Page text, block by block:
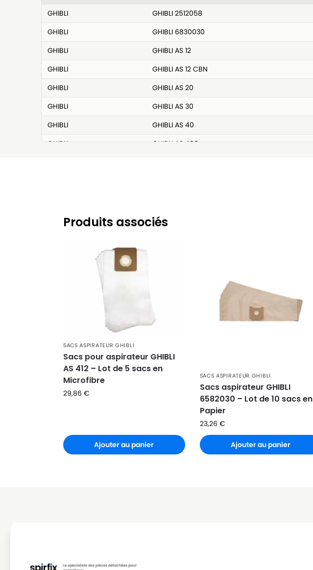
GHIBLI
GHIBLI 2512058
GHIBLI
GHIBLI 6830030
GHIBLI
GHIBLI AS 12
GHIBLI
GHIBLI AS 12 CBN
GHIBLI
GHIBLI AS 20
GHIBLI
GHIBLI AS 30
GHIBLI
GHIBLI AS 40
GHIBLI
GHIBLI AS 400
GHIBLI
GHIBLI AS 590
Produits associés
SACS ASPIRATEUR GHIBLI
Sacs pour aspirateur GHIBLI
AS 412 – Lot de 5 sacs en
Microfibre
29,86 €
Ajouter au panier
SACS ASPIRATEUR GHIBLI
Sacs aspirateur GHIBLI
6582030 – Lot de 10 sacs en
Papier
23,26 €
Ajouter au panier